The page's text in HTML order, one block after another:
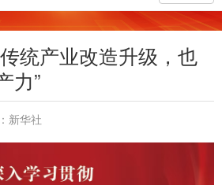
统产业改造升级，也
力”
新华社